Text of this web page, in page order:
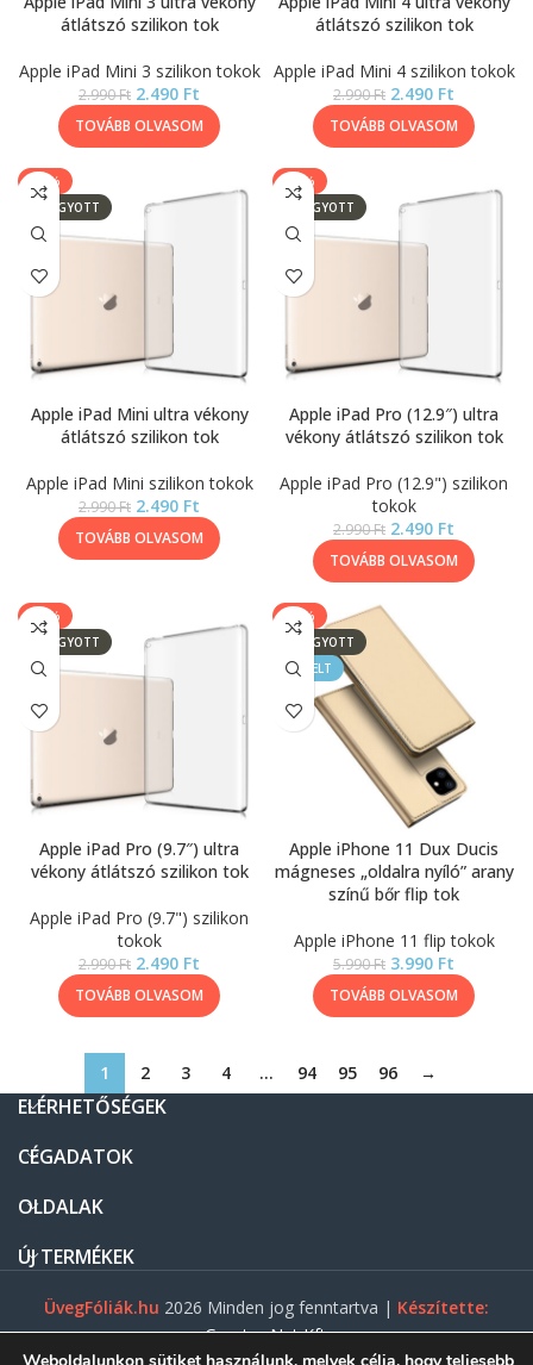
átlátszó szilikon tok
Apple iPad Mini 3 szilikon tokok
2.990Ft 2.490 Ft
TOVÁBB OLVASOM
átlátszó szilikon tok
Apple iPad Mini 4 szilikon tokok
2.990Ft 2.490 Ft
TOVÁBB OLVASOM
-17%
ELFOGYOTT
Apple iPad Mini ultra vékony
átlátszó szilikon tok
Apple iPad Mini szilikon tokok
2.990Ft 2.490 Ft
TOVÁBB OLVASOM
-17%
ELFOGYOTT
Apple iPad Pro (12.9″) ultra
vékony átlátszó szilikon tok
Apple iPad Pro (12.9") szilikon
tokok
2.990Ft 2.490 Ft
TOVÁBB OLVASOM
-17%
ELFOGYOTT
Apple iPad Pro (9.7″) ultra
vékony átlátszó szilikon tok
Apple iPad Pro (9.7") szilikon
tokok
2.990Ft 2.490 Ft
TOVÁBB OLVASOM
-33%
ELFOGYOTT
KIEMELT
Apple iPhone 11 Dux Ducis
mágneses „oldalra nyíló” arany
színű bőr flip tok
Apple iPhone 11 flip tokok
5.990Ft 3.990 Ft
TOVÁBB OLVASOM
1 2 3 4 … 94 95 96 →
ELÉRHETŐSÉGEK
CÉGADATOK
OLDALAK
ÚJ TERMÉKEK
ÜvegFóliák.hu 2026 Minden jog fenntartva | Készítette:
Gasztro Net Kft.